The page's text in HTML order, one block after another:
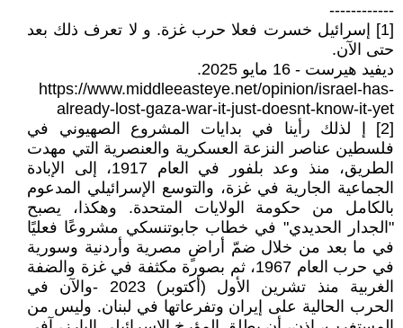
------------
[1] إسرائيل خسرت فعلا حرب غزة. و لا تعرف ذلك بعد
حتى الآن.
ديفيد هيرست - 16 مايو 2025.
https://www.middleeasteye.net/opinion/israel-has-
already-lost-gaza-war-it-just-doesnt-know-it-yet
[2] إ لذلك رأينا في بدايات المشروع الصهيوني في
فلسطين عناصر النزعة العسكرية والعنصرية التي مهدت
الطريق، منذ وعد بلفور في العام 1917، إلى الإبادة
الجماعية الجارية في غزة، والتوسع الإسرائيلي المدعوم
بالكامل من حكومة الولايات المتحدة. وهكذا، يصبح
"الجدار الحديدي" في خطاب جابوتنسكي مشروعًا فعليًا
في ما بعد من خلال ضمّ أراضٍ مصرية وأردنية وسورية
في حرب العام 1967، ثم بصورة مكثفة في غزة والضفة
الغربية منذ تشرين الأول (أكتوبر) 2023 -والآن في
الحرب الحالية على إيران وتفرعاتها في لبنان. وليس من